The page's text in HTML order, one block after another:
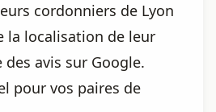
cordonniers de Lyon
la localisation de leur
avis sur Google.
pour vos paires de